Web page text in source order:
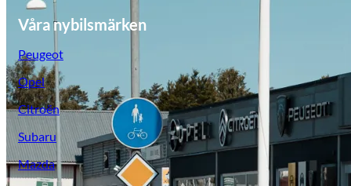
Våra nybilsmärken
Peugeot
Opel
Citroën
Subaru
Mazda